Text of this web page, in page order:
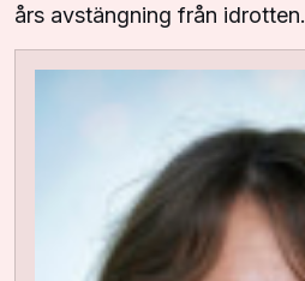
års avstängning från idrotten.